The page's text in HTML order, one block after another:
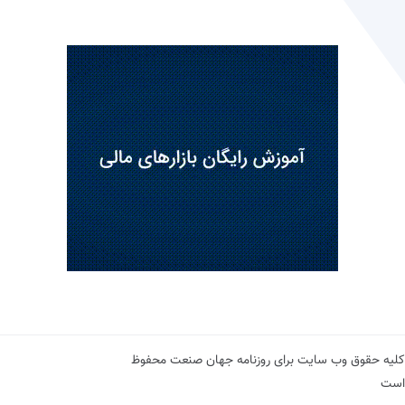
کلیه حقوق وب سایت برای روزنامه جهان صنعت محفوظ
است